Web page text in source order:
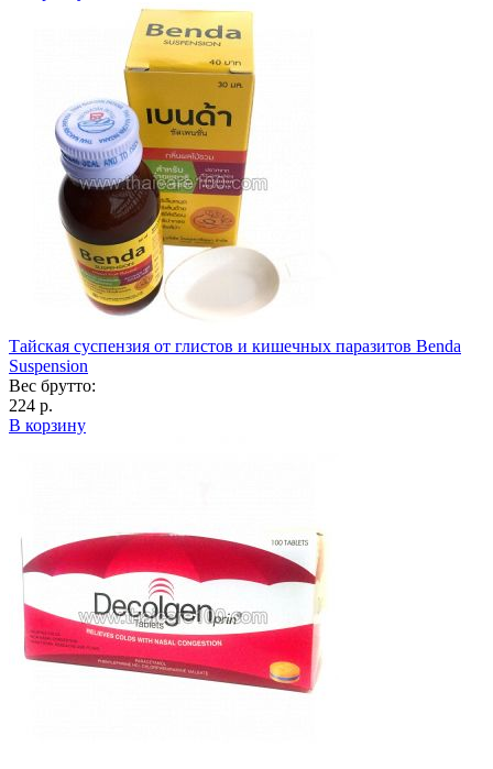
Тайская суспензия от глистов и кишечных паразитов Benda
Suspension
Вес брутто:
224 р.
В корзину